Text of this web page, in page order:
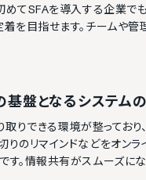
めてSFAを導入する企業で
着を目指せます。チームや
基盤となるシステム
りできる環境が整ってお
のリマインドなどをオン
。情報共有がスムーズに